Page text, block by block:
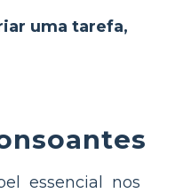
uma tarefa,
essencial nos